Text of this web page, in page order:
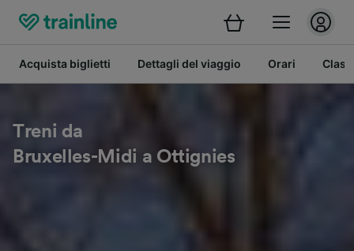
Acquista biglietti Dettagli del viaggio Orari
Treni da
Bruxelles-Midi a Ottignies